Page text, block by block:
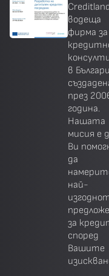
водеща
фирма за
в
през
година.
Нашата
мисия е
Ви
да
най-
за
според
Вашите